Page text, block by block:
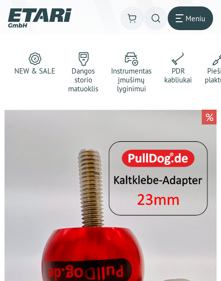
Meniu
NEW & SALE
Dangos
storio
matuoklis
Instrumentas
įmušimų
lyginimui
PDR
kabliukai
%